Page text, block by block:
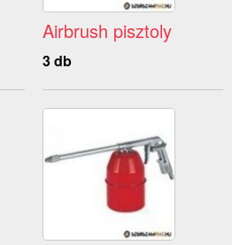
Airbrush pisztoly
3 db